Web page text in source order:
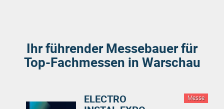
Ihr führender Messebauer für
Top-Fachmessen in Warschau
Messe
ELECTRO